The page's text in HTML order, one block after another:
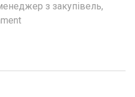
з закупівель,